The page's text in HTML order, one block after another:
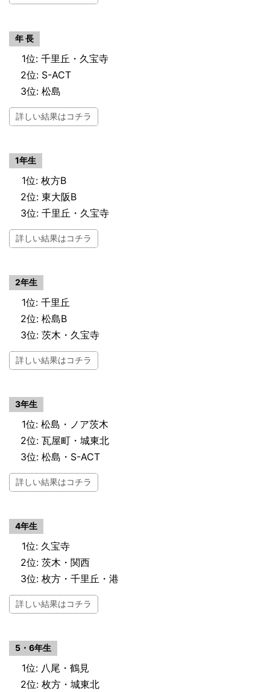
年 長
1位: 千里丘・久宝寺
2位: S-ACT
3位: 松島
詳しい結果はコチラ
1年生
1位: 枚方B
2位: 東大阪B
3位: 千里丘・久宝寺
詳しい結果はコチラ
2年生
1位: 千里丘
2位: 松島B
3位: 茨木・久宝寺
詳しい結果はコチラ
3年生
1位: 松島・ノア茨木
2位: 瓦屋町・城東北
3位: 松島・S-ACT
詳しい結果はコチラ
4年生
1位: 久宝寺
2位: 茨木・関西
3位: 枚方・千里丘・港
詳しい結果はコチラ
5・6年生
1位: 八尾・鶴見
2位: 枚方・城東北